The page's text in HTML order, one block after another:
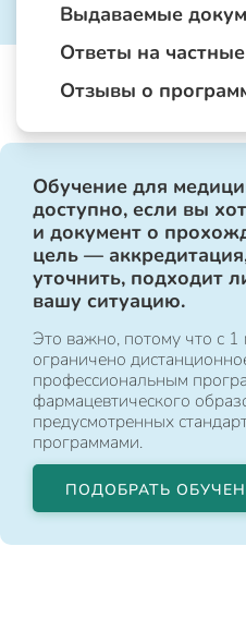
Выдаваемые
Ответы на
Отзывы о
Обучение для
доступно, если вы
и документ о
цель —
уточнить, подходит
вашу ситуацию.
Это важно, потому что с
ограничено
профессиональным
фармацевтического
предусмотренных
программами.
ПОДОБРАТЬ